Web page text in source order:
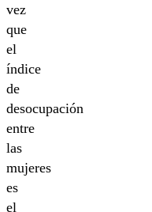
vez
que
el
índice
de
desocupación
entre
las
mujeres
es
el